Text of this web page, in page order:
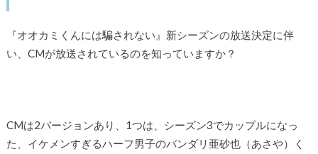
『オオカミくんには騙されない』新シーズンの放送決定に伴
い、CMが放送されているのを知っていますか？
CMは2バージョンあり、1つは、シーズン3でカップルになっ
た、イケメンすぎるハーフ男子のバンダリ亜砂也（あさや）く